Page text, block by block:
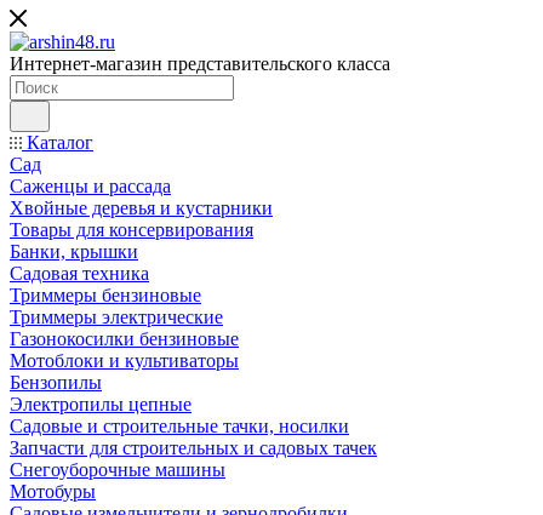
Интернет-магазин представительского класса
Каталог
Сад
Саженцы и рассада
Хвойные деревья и кустарники
Товары для консервирования
Банки, крышки
Садовая техника
Триммеры бензиновые
Триммеры электрические
Газонокосилки бензиновые
Мотоблоки и культиваторы
Бензопилы
Электропилы цепные
Садовые и строительные тачки, носилки
Запчасти для строительных и садовых тачек
Снегоуборочные машины
Мотобуры